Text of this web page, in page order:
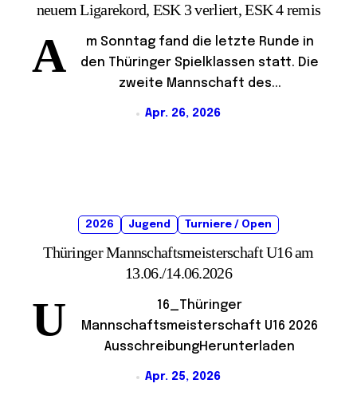
neuem Ligarekord, ESK 3 verliert, ESK 4 remis
A
m Sonntag fand die letzte Runde in
den Thüringer Spielklassen statt. Die
zweite Mannschaft des...
Apr. 26, 2026
2026 Jugend Turniere / Open
Thüringer Mannschaftsmeisterschaft U16 am
13.06./14.06.2026
U
16_Thüringer
Mannschaftsmeisterschaft U16 2026
AusschreibungHerunterladen
Apr. 25, 2026